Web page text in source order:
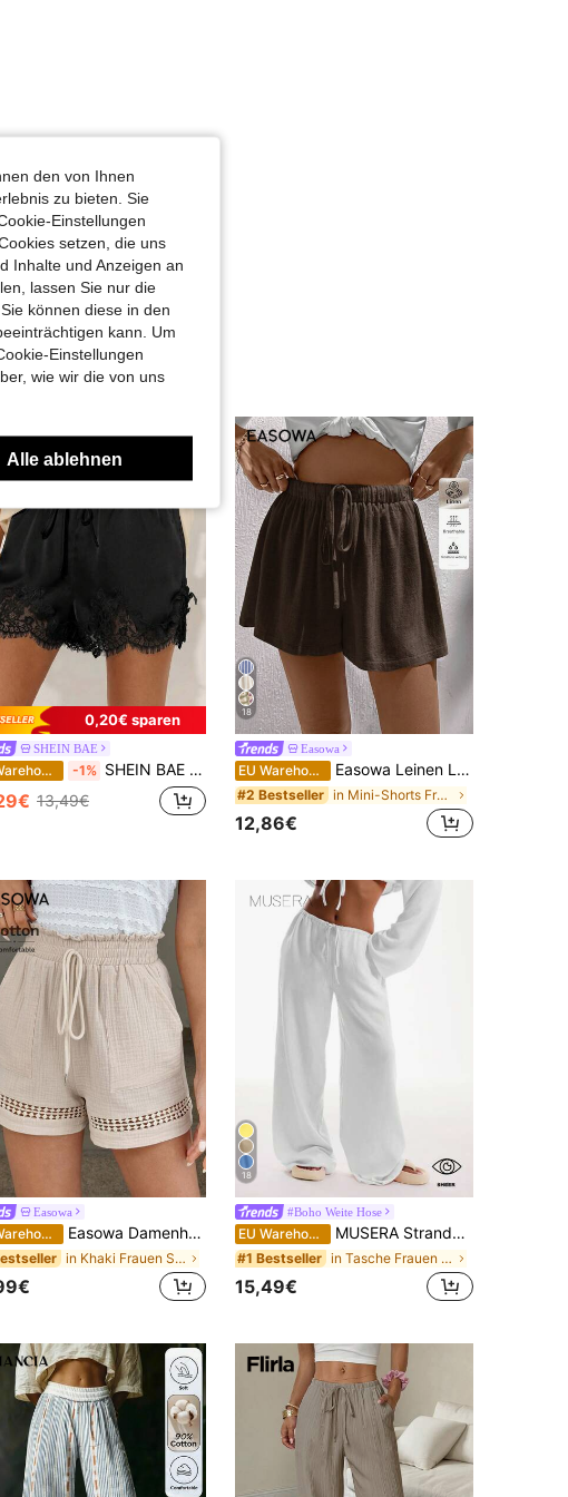
0,20€ sparen
SHEIN BAE
EU Warehouse -1% SHEIN BAE Damen Shorts mit Taillenbindung und Kontrastspitze Einfarbig
13,49€
18
Easowa
EU Warehouse Easowa Leinen Lässige Damen Shorts, Geeignet für Frühling/Sommer Damen Shorts Sommer Leinen Shorts Braune Shorts Damen Bequeme Shorts Lockere Shorts
#2 Bestseller in Mini-Shorts Frauen Shorts
12,86€
Easowa
EU Warehouse Easowa Damenhose im Vintage-Geld-Stil mit Zugband Taille, khakifarbene Culotte-Hose für Damen, Boho-Mode
in Khaki Frauen Shorts
18
#Boho Weite Hose
EU Warehouse MUSERA Strandhose mit Bindeband vorne, Leinenoptik, weiß, lässig, für Sommerurlaub, Sonne, Flughafen und Strand
#1 Bestseller in Tasche Frauen Hosen
15,49€
den von Ihnen
zu bieten. Sie
Einstellungen
setzen, die uns
Inhalte und Anzeigen an
lassen Sie nur die
können diese in den
kann. Um
Einstellungen
wie wir die von uns
Alle ablehnen